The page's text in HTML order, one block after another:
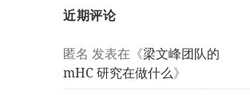
近期评论
匿名 发表在《梁文峰团队的
mHC 研究在做什么》